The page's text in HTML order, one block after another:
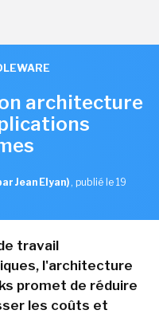
architecture
Jean Elyan) , publié le 19
travail
l'architecture
promet de réduire
les coûts et